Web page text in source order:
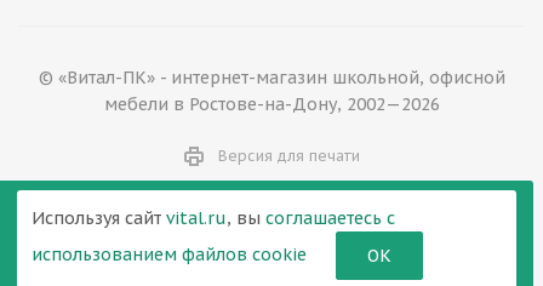
© «Витал-ПК» - интернет-магазин школьной, офисной
мебели в Ростове-на-Дону, 2002—2026
Версия для печати
Используя сайт vital.ru, вы соглашаетесь с
использованием файлов cookie
ОК